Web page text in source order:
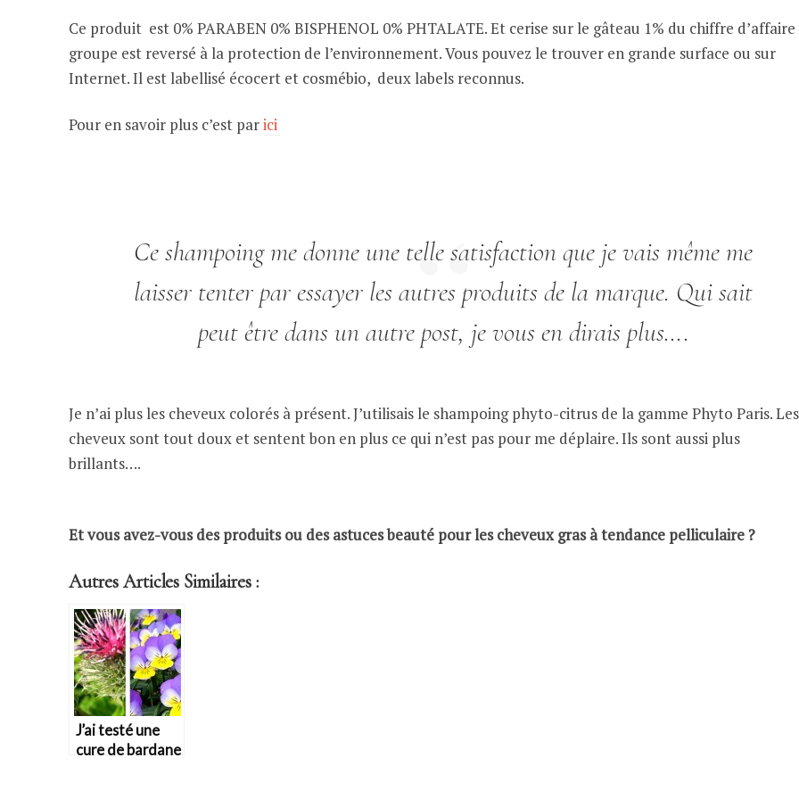
Ce produit est 0% PARABEN 0% BISPHENOL 0% PHTALATE. Et cerise sur le gâteau 1% du chiffre
groupe est reversé à la protection de l’environnement. Vous pouvez le trouver en grande surface ou sur
Internet. Il est labellisé écocert et cosmébio, deux labels reconnus.
Pour en savoir plus c’est parici
Ce shampoing me donne une telle satisfaction que je vais même me
laisser tenter par essayer les autres produits de la marque. Qui sait
peut être dans un autre post, je vous en dirais plus….
Je n’ai plus les cheveux colorés à présent. J’utilisais le shampoing phyto-citrus de la gamme Phyto Paris. Les
cheveux sont tout doux et sentent bon en plus ce qui n’est pas pour me déplaire. Ils sont aussi plus
brillants….
Et vous avez-vous des produits ou des astuces beauté pour les cheveux gras à tendance pelliculaire ?
Autres Articles Similaires :
J’ai testé une
cure de bardane